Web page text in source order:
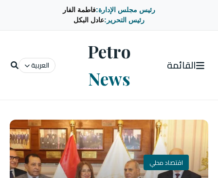
رئيس مجلس الإدارة:فاطمة الفار
رئيس التحرير:عادل البكل
القائمة
Petro
News
العربية
اقتصاد محلي